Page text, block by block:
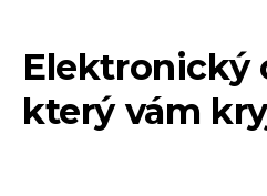
Elektronický
který vám